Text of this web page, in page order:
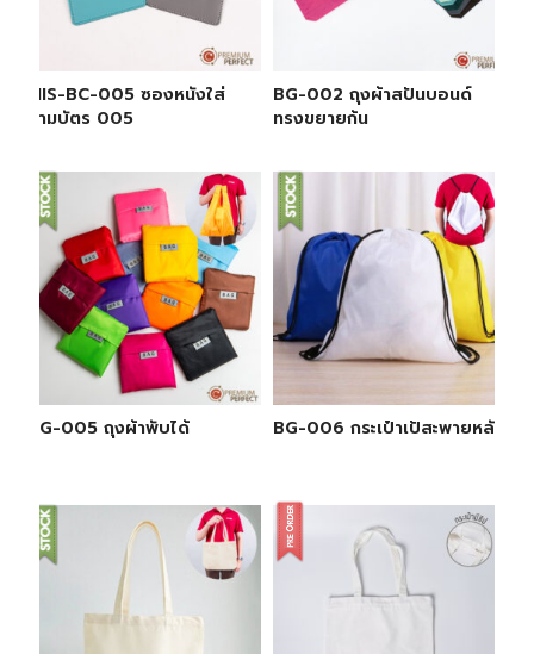
MIS-BC-005 ซองหนังใส่
นามบัตร 005
BG-002 ถุงผ้าสปันบอนด์
ทรงขยายก้น
BG-005 ถุงผ้าพับได้ BG-006 กระเป๋าเป้สะพายหลัง